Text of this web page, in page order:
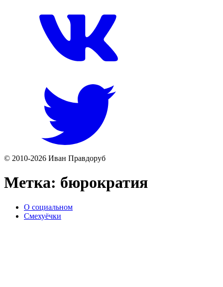
© 2010-2026 Иван Правдоруб
Метка: бюрократия
О социальном
Смехуёчки